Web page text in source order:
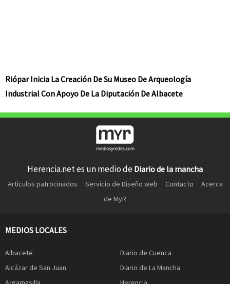
Riópar Inicia La Creación De Su Museo De Arqueología
Industrial Con Apoyo De La Diputación De Albacete
Herencia.net es un medio de Diario de la mancha
Artículos patrocinados Servicio de Diseño web Contacto
Acerca
de MyR
MEDIOS LOCALES
Albacete
Alcázar de San Juan
Diario de Cuenca
Diario de La Mancha